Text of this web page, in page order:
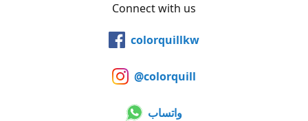
Connect with us
colorquillkw
@colorquill
واتساب